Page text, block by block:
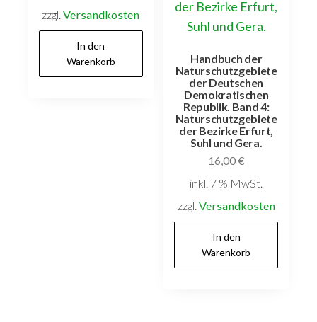
zzgl.Versandkosten
In den
Warenkorb
Handbuch der
Naturschutzgebiete
der Deutschen
Demokratischen
Republik. Band 4:
Naturschutzgebiete
der Bezirke Erfurt,
Suhl und Gera.
16,00€
inkl. 7 % MwSt.
zzgl. Versandkosten
In den
Warenkorb